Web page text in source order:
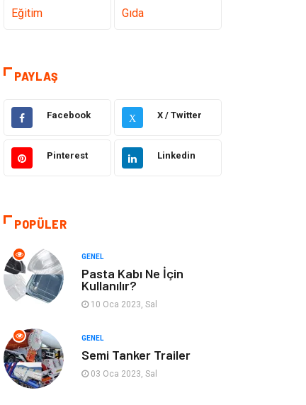
Eğitim Gıda
Tanıtıcı Reklam
Makine Giyim
Kültür Organizasyon
Finans & Ekonomi
Bilgisayar &
Yazılım
Bebek Giyim Moda
Blogroll
PAYLAŞ
Facebook X X / Twitter
Pinterest Linkedin
POPÜLER
GENEL
Pasta Kabı Ne İçin
Kullanılır?
10 Oca 2023, Sal
GENEL
Semi Tanker Trailer
03 Oca 2023, Sal